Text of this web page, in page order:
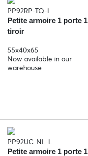
PP92RP-TQ-L
Petite armoire 1 porte 1
tiroir
55x40x65
Now available in our
warehouse
PP92UC-NL-L
Petite armoire 1 porte 1